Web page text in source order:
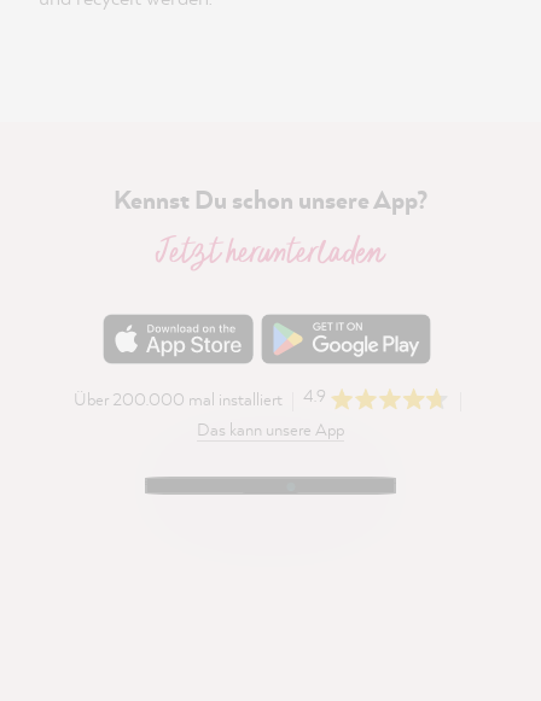
Kennst Du schon unsere App?
Jetzt herunterladen
Über 200.000 mal installiert
4.9
Das kann unsere App